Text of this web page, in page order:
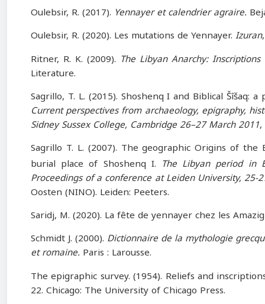
Oulebsir, R. (2017). Yennayer et calendrier agraire.
Oulebsir, R. (2020). Les mutations de Yennayer. Izuran
Ritner, R. K. (2009). The Libyan Anarchy:
Literature.
Sagrillo, T. L. (2015). Shoshenq I and Biblical
Current perspectives from archaeology, epigraphy,
Sidney Sussex College, Cambridge 26–27 March 2011,
Sagrillo T. L. (2007). The geographic Origins of
burial place of Shoshenq I. The Libyan period in
Proceedings of a conference at Leiden University, 25-
Oosten (NINO). Leiden: Peeters.
Saridj, M. (2020). La fête de yennayer chez les
Schmidt J. (2000). Dictionnaire de la mythologie
et romaine. Paris : Larousse.
The epigraphic survey. (1954). Reliefs and
22. Chicago: The University of Chicago Press.